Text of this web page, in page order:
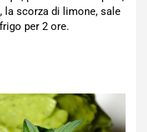
la scorza di limone, sale
per 2 ore.